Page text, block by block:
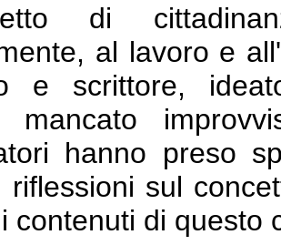
di
al lavoro e
e scrittore,
mancato
hanno preso
riflessioni sul
contenuti di questo